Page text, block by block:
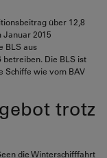
über 12,8
Januar 2015
BLS aus
Die BLS ist
Schiffe wie vom BAV
trotz
die Winterschifffahrt